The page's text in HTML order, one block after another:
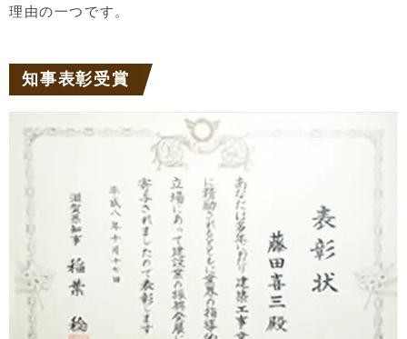
理由の一つです。
知事表彰受賞